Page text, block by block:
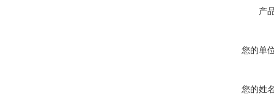
产
您的单
您的姓